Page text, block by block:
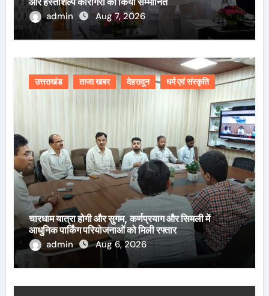
admin
Aug 7, 2026
उत्तराखंड ताजा खबर देहरादून धर्म एवं संस्कृति
चारधाम यात्रा होगी और सुगम, कर्णप्रयाग और सिमली में
आधुनिक पार्किंग परियोजनाओं को मिली रफ्तार
admin
Aug 6, 2026